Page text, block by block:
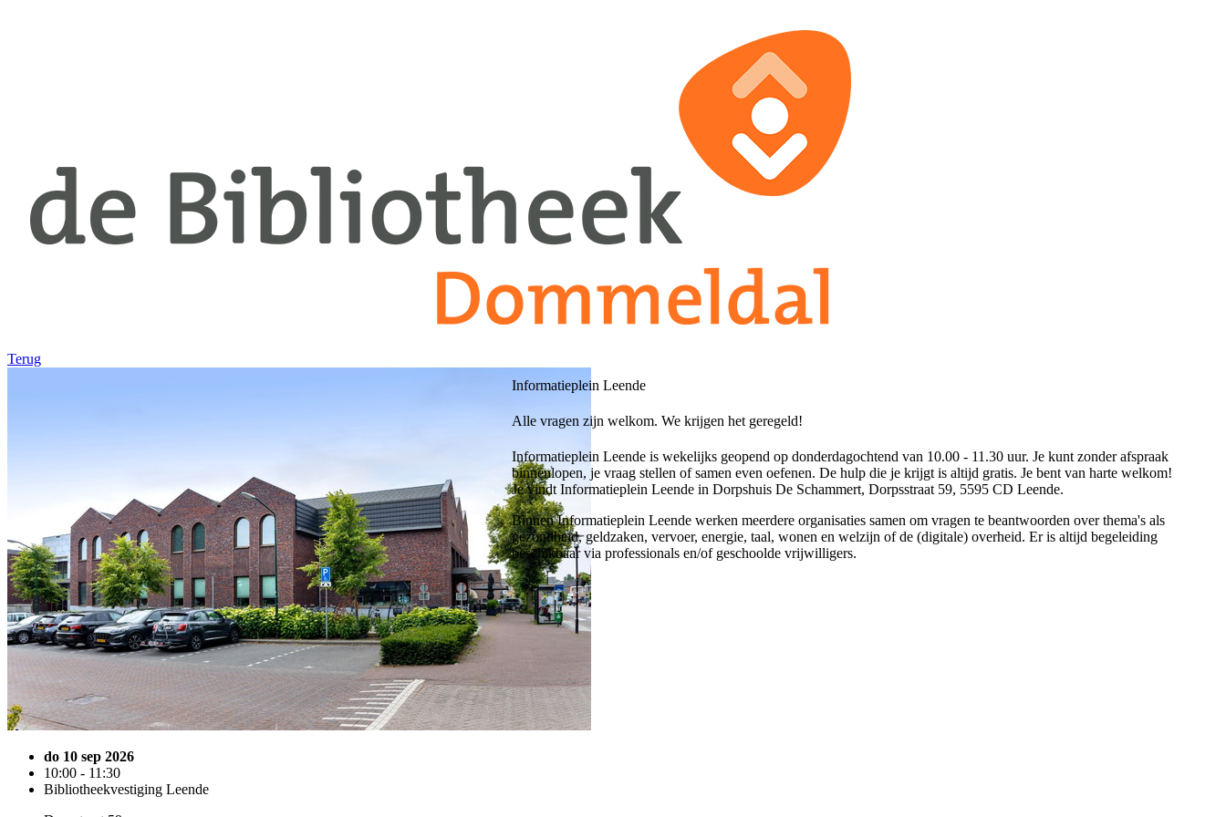
Terug
do 10 sep 2026
10:00 - 11:30
Bibliotheekvestiging Leende
Informatieplein Leende
Alle vragen zijn welkom. We krijgen het geregeld!
Informatieplein Leende is wekelijks geopend op donderdagochtend van 10.00 - 11.30 uur. Je kunt zonder afspraak
binnenlopen, je vraag stellen of samen even oefenen. De hulp die je krijgt is altijd gratis. Je bent van harte welkom!
Je vindt Informatieplein Leende in Dorpshuis De Schammert, Dorpsstraat 59, 5595 CD Leende.
Binnen Informatieplein Leende werken meerdere organisaties samen om vragen te beantwoorden over thema's als
gezondheid, geldzaken, vervoer, energie, taal, wonen en welzijn of de (digitale) overheid. Er is altijd begeleiding
beschikbaar via professionals en/of geschoolde vrijwilligers.